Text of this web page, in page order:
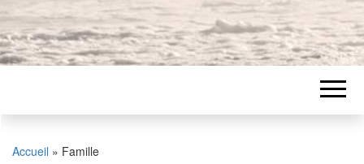
Accueil » Famille